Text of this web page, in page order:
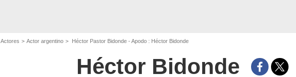
Actores Actor argentino Héctor Pastor Bidonde - Apodo : Héctor Bidonde
Héctor Bidonde